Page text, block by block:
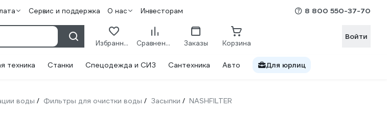
Сервис и поддержка О нас Инвесторам 8 800 550-37-70
Избранное Сравнение Заказы Корзина
Войти
техника Станки Спецодежда и СИЗ Сантехника Авто Для юрлиц
воды / Фильтры для очистки воды / Засыпки / NASHFILTER